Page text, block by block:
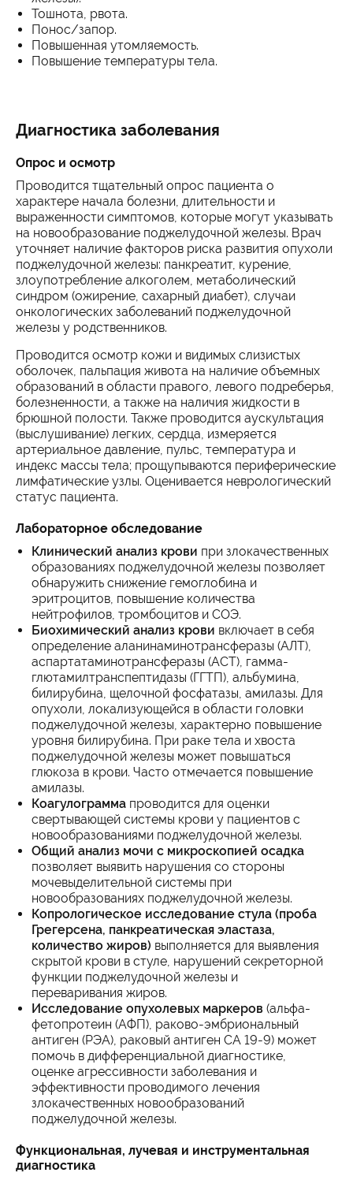
Тошнота, рвота.
Понос/запор.
Повышенная утомляемость.
Повышение температуры тела.
Диагностика заболевания
Опрос и осмотр
Проводится тщательный опрос пациента о
характере начала болезни, длительности и
выраженности симптомов, которые могут указывать
на новообразование поджелудочной железы. Врач
уточняет наличие факторов риска развития опухоли
поджелудочной железы: панкреатит, курение,
злоупотребление алкоголем, метаболический
синдром (ожирение, сахарный диабет), случаи
онкологических заболеваний поджелудочной
железы у родственников.
Проводится осмотр кожи и видимых слизистых
оболочек, пальпация живота на наличие объемных
образований в области правого, левого подреберья,
болезненности, а также на наличия жидкости в
брюшной полости. Также проводится аускультация
(выслушивание) легких, сердца, измеряется
артериальное давление, пульс, температура и
индекс массы тела; прощупываются периферические
лимфатические узлы. Оценивается неврологический
статус пациента.
Лабораторное обследование
Клинический анализ крови при злокачественных
образованиях поджелудочной железы позволяет
обнаружить снижение гемоглобина и
эритроцитов, повышение количества
нейтрофилов, тромбоцитов и СОЭ.
Биохимический анализ крови включает в себя
определение аланинаминотрансферазы (АЛТ),
аспартатаминотрансферазы (АСТ), гамма-
глютамилтранспептидазы (ГГТП), альбумина,
билирубина, щелочной фосфатазы, амилазы. Для
опухоли, локализующейся в области го­ловки
поджелудочной железы, характерно повышение
уровня билирубина. При раке тела и хвоста
поджелудочной железы может повышаться
глюкоза в крови. Часто отмечается повышение
амилазы.
Коагулограмма проводится для оценки
свертывающей системы крови у пациентов с
новообразованиями поджелудочной железы.
Общий анализ мочи с микроскопией осадка
позволяет выявить нарушения со стороны
мочевыделительной системы при
новообразованиях поджелудочной железы.
Копрологическое исследование стула (проба
Грегерсена, панкреатическая эластаза,
количество жиров) выполняется для выявления
скрытой крови в стуле, нарушений секреторной
функции поджелудочной железы и
переваривания жиров.
Исследование опухолевых маркеров (альфа-
фетопротеин (АФП), раково-эмбриональный
антиген (РЭА), раковый антиген СА 19-9) может
помочь в дифференциальной диагностике,
оценке агрессивности заболевания и
эффективности проводимого лечения
злокачественных новообразований
поджелудочной железы.
Функциональная, лучевая и инструментальная
диагностика